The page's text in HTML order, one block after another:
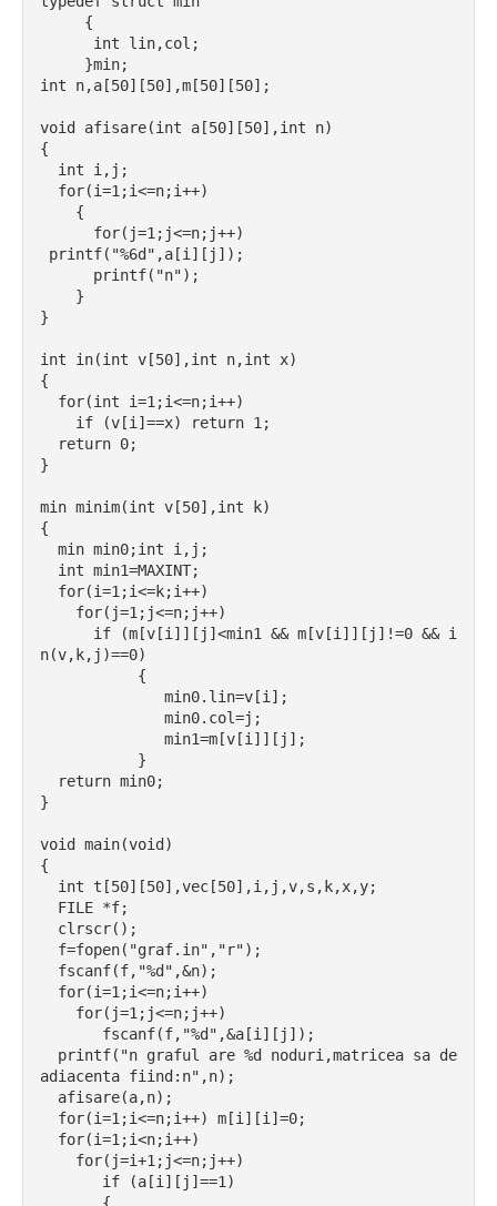
     {
      int lin,col;
     }min;
int n,a[50][50],m[50][50];
void afisare(int a[50][50],int n)
{
  int i,j;
  for(i=1;i<=n;i++)
    {
      for(j=1;j<=n;j++)
printf("%6d",a[i][j]);
      printf("n");
    }
}
int in(int v[50],int n,int x)
{
  for(int i=1;i<=n;i++)
    if (v[i]==x) return 1;
  return 0;
}
min minim(int v[50],int k)
{
  min min0;int i,j;
  int min1=MAXINT;
  for(i=1;i<=k;i++)
    for(j=1;j<=n;j++)
n(v,k,j)==0)
           {
              min0.lin=v[i];
              min0.col=j;
              min1=m[v[i]][j];
           }
  return min0;
}
void main(void)
{
  int t[50][50],vec[50],i,j,v,s,k,x,y;
  FILE *f;
  clrscr();
  f=fopen("graf.in","r");
  fscanf(f,"%d",&n);
  for(i=1;i<=n;i++)
    for(j=1;j<=n;j++)
       fscanf(f,"%d",&a[i][j]);
adiacenta fiind:n",n);
  afisare(a,n);
  for(i=1;i<=n;i++) m[i][i]=0;
  for(i=1;i<n;i++)
    for(j=i+1;j<=n;j++)
       if (a[i][j]==1)